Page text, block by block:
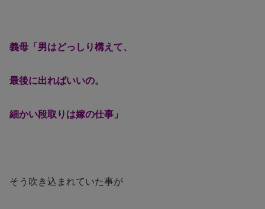
義母「男はどっしり構えて、
最後に出ればいいの。
細かい段取りは嫁の仕事」
そう吹き込まれていた事が